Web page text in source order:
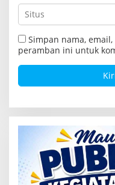
Simpan nama,
peramban ini untuk